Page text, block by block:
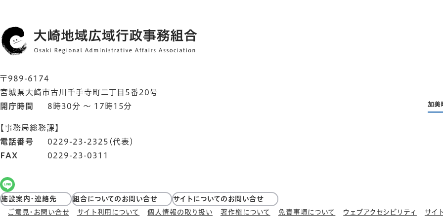
〒989-6174
宮城県大崎市古川千手寺町二丁目5番20号
開庁時間
8時30分 ～ 17時15分
【事務局総務課】
電話番号
0229-23-2325（代表）
FAX
0229-23-0311
施設案内・連絡先 組合についてのお問い合せ
サイトについてのお問い合せ
ご意見・お問い合せ
サイト利用について 個人情報の取り扱い 著作権について 免責事項について ウェブアクセシビリティ サイ